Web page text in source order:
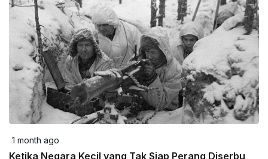
1 month ago
Ketika Negara Kecil yang Tak Siap Perang Diserbu